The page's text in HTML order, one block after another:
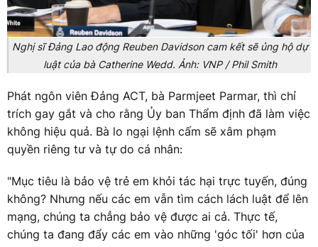
Nghị sĩ Đảng Lao động Reuben Davidson cam kết sẽ ủng hộ dự
luật của bà Catherine Wedd. Ảnh: VNP / Phil Smith
Phát ngôn viên Đảng ACT, bà Parmjeet Parmar, thì chỉ
trích gay gắt và cho rằng Ủy ban Thẩm định đã làm việc
không hiệu quả. Bà lo ngại lệnh cấm sẽ xâm phạm
quyền riêng tư và tự do cá nhân:
"Mục tiêu là bảo vệ trẻ em khỏi tác hại trực tuyến, đúng
không? Nhưng nếu các em vẫn tìm cách lách luật để lên
mạng, chúng ta chẳng bảo vệ được ai cả. Thực tế,
chúng ta đang đẩy các em vào những 'góc tối' hơn của